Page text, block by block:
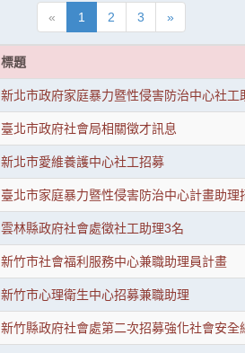
« 1 2 3 »
標題
新北市政府家庭暴力暨性侵害防治中心社
臺北市政府社會局相關徵才訊息
新北市愛維養護中心社工招募
臺北市家庭暴力暨性侵害防治中心計畫助理
雲林縣政府社會處徵社工助理3名
新竹市社會福利服務中心兼職助理員計畫
新竹市心理衛生中心招募兼職助理
新竹縣政府社會處第二次招募強化社會安全